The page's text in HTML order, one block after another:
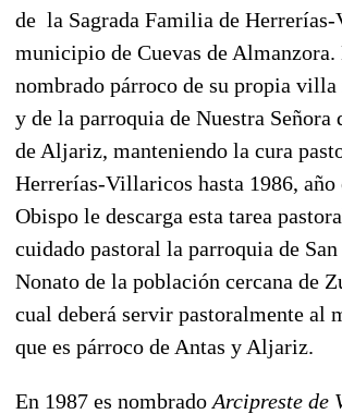
de la Sagrada Familia de
municipio de Cuevas de Almanzora.
nombrado párroco de su propia villa
y de la parroquia de Nuestra Señora
de Aljariz, manteniendo la cura
Herrerías-Villaricos hasta 1986, año
Obispo le descarga esta tarea
cuidado pastoral la parroquia de San
Nonato de la población cercana de
cual deberá servir pastoralmente al
que es párroco de Antas y Aljariz.
En 1987 es nombrado Arcipreste de